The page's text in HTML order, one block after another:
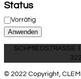
Status
Status
Vorrätig
Anwenden
SCHMIEDSTRASSE 10 ·